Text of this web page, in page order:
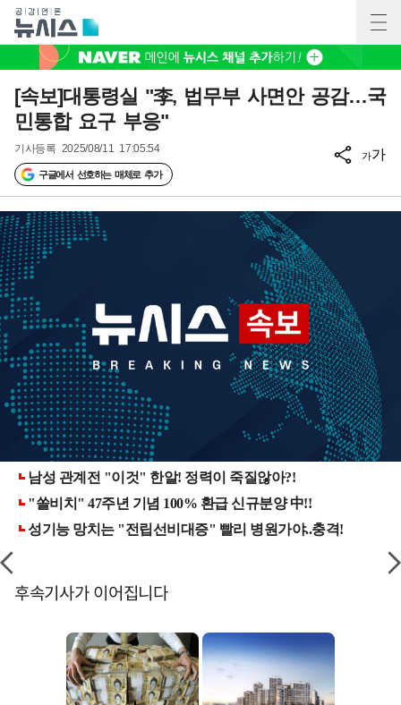
[속보]대통령실 "李, 법무부 사면안 공감…국
민통합 요구 부응"
기사등록 2025/08/11 17:05:54
구글에서 선호하는 매체로 추가
가가
후속기사가 이어집니다